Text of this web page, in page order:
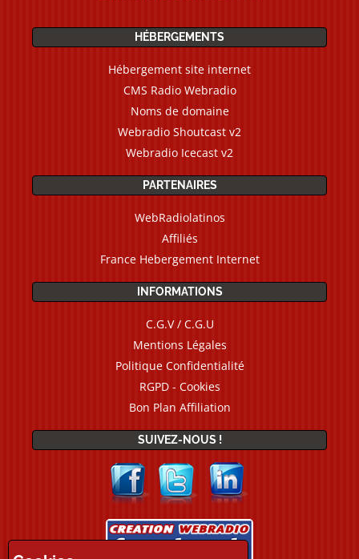
HÉBERGEMENTS
Hébergement site internet
CMS Radio Webradio
Noms de domaine
Webradio Shoutcast v2
Webradio Icecast v2
PARTENAIRES
WebRadiolatinos
Affiliés
France Hebergement Internet
INFORMATIONS
C.G.V / C.G.U
Mentions Légales
Politique Confidentialité
RGPD - Cookies
Bon Plan Affiliation
SUIVEZ-NOUS !